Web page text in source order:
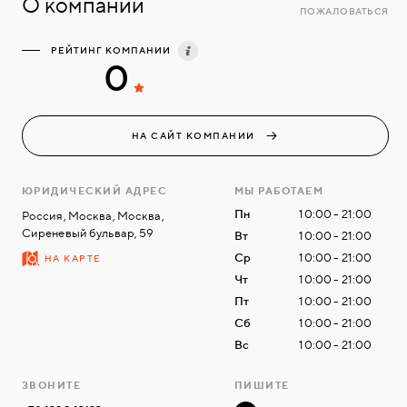
ПОЖАЛОВАТЬСЯ
РЕЙТИНГ КОМПАНИИ
0
НА САЙТ КОМПАНИИ
ЮРИДИЧЕСКИЙ АДРЕС
Россия, Москва, Москва,
Сиреневый бульвар, 59
НА КАРТЕ
МЫ РАБОТАЕМ
Пн
10:00 - 21:00
Вт
10:00 - 21:00
Ср
10:00 - 21:00
Чт
10:00 - 21:00
Пт
10:00 - 21:00
Сб
10:00 - 21:00
Вс
10:00 - 21:00
ЗВОНИТЕ ПИШИТЕ